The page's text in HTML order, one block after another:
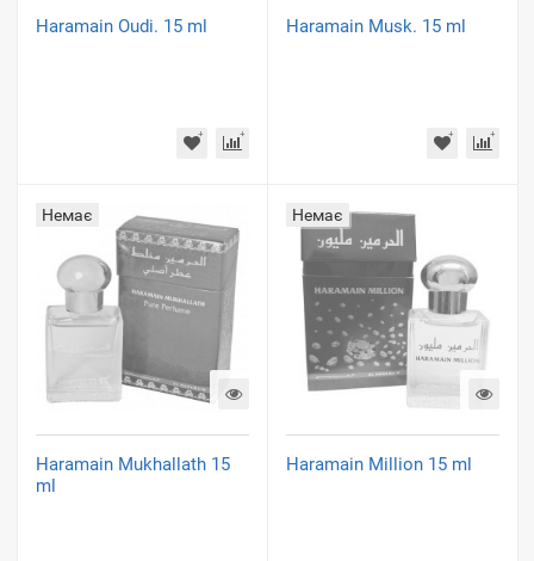
Haramain Oudi. 15 ml Haramain Musk. 15 ml
Немає
Haramain Mukhallath 15
ml
Немає
Haramain Million 15 ml